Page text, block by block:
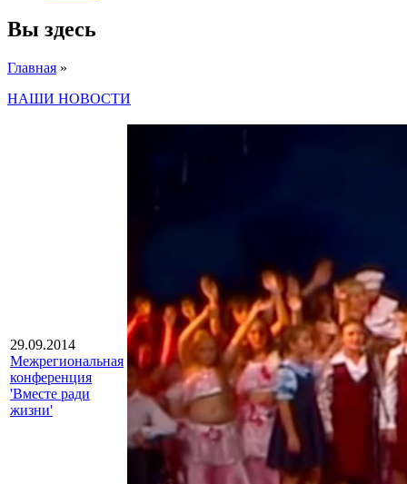
Вы здесь
Главная »
НАШИ НОВОСТИ
29.09.2014
Межрегиональная
конференция
'Вместе ради
жизни'